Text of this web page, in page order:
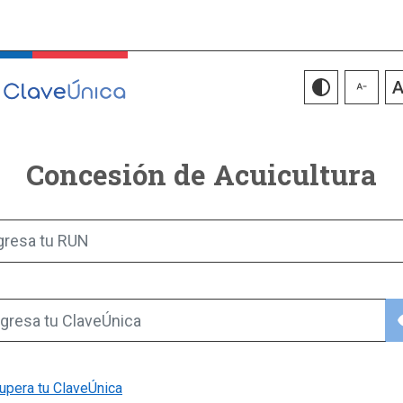
Concesión de Acuicultura
tu RUN
tu ClaveÚnica
tu ClaveÚnica